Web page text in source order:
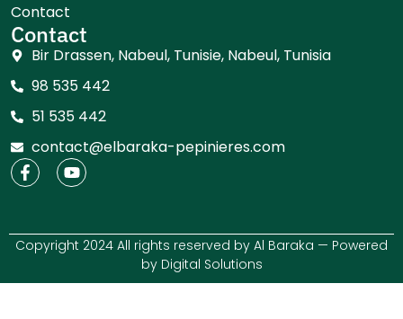
Contact
Contact
Bir Drassen, Nabeul, Tunisie, Nabeul, Tunisia
98 535 442
51 535 442
contact@elbaraka-pepinieres.com
Copyright 2024 All rights reserved by Al Baraka — Powered
by Digital Solutions